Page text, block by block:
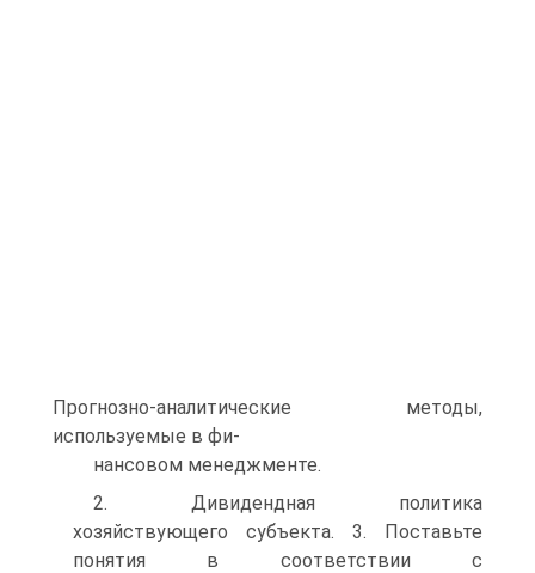
Прогнозно-аналитические методы,
используемые в фи-
нансовом менеджменте.
2. Дивидендная политика
хозяйствующего субъекта. 3. Поставьте
понятия в соответствии с